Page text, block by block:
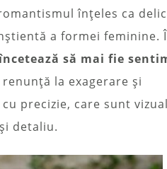
înțeles ca
a formei feminine.
să mai fie
renunță la exagerare și
precizie, care sunt vizual
detaliu.